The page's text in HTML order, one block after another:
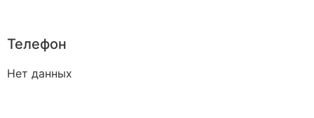
Телефон
Нет данных